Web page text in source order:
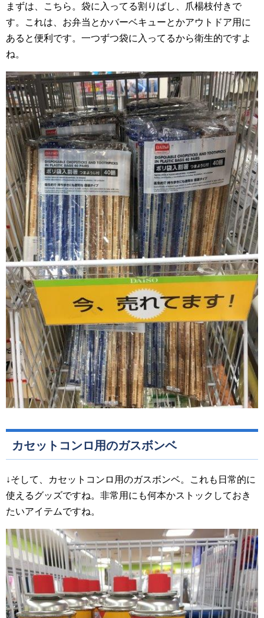
まずは、こちら。袋に入ってる割りばし、爪楊枝付きで
す。これは、お弁当とかバーベキューとかアウトドア用に
あると便利です。一つずつ袋に入ってるから衛生的ですよ
ね。
カセットコンロ用のガスボンベ
↓そして、カセットコンロ用のガスボンベ。これも日常的に
使えるグッズですね。非常用にも何本かストックしておき
たいアイテムですね。